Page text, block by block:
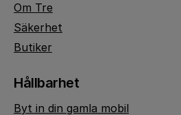
Om Tre
Säkerhet
Butiker
Hållbarhet
Byt in din gamla mobil